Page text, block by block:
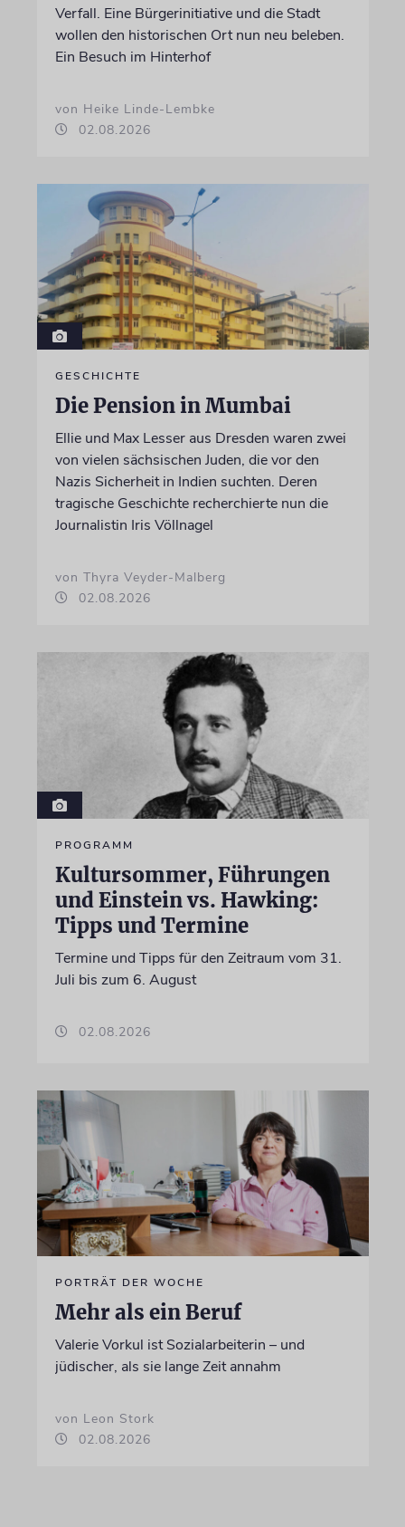
Verfall. Eine Bürgerinitiative und die Stadt
wollen den historischen Ort nun neu beleben.
Ein Besuch im Hinterhof
von Heike Linde-Lembke
02.08.2026
GESCHICHTE
Die Pension in Mumbai
Ellie und Max Lesser aus Dresden waren zwei
von vielen sächsischen Juden, die vor den
Nazis Sicherheit in Indien suchten. Deren
tragische Geschichte recherchierte nun die
Journalistin Iris Völlnagel
von Thyra Veyder-Malberg
02.08.2026
PROGRAMM
Kultursommer, Führungen
und Einstein vs. Hawking:
Tipps und Termine
Termine und Tipps für den Zeitraum vom 31.
Juli bis zum 6. August
02.08.2026
PORTRÄT DER WOCHE
Mehr als ein Beruf
Valerie Vorkul ist Sozialarbeiterin – und
jüdischer, als sie lange Zeit annahm
von Leon Stork
02.08.2026